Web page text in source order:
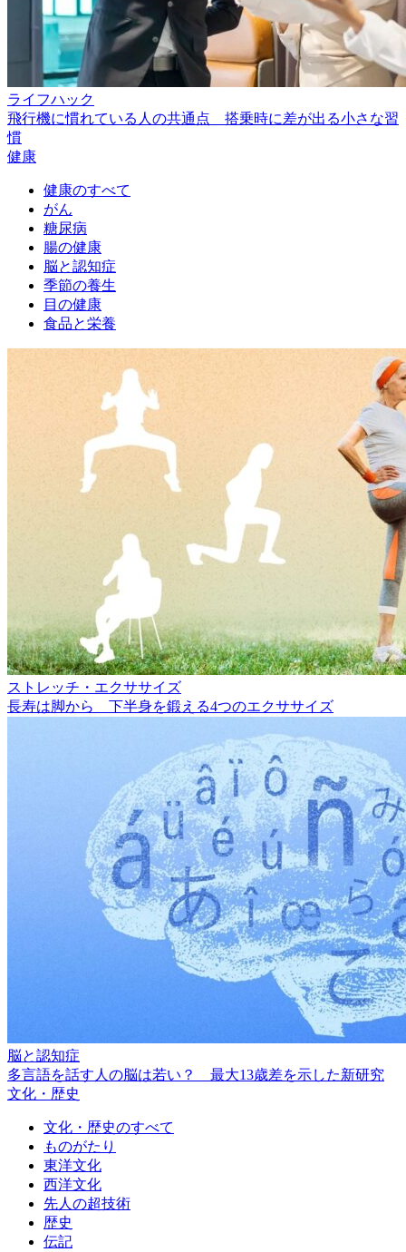
ライフハック
飛行機に慣れている人の共通点 搭乗時に差が出る小さな習
慣
健康
健康のすべて
がん
糖尿病
腸の健康
脳と認知症
季節の養生
目の健康
食品と栄養
ストレッチ・エクササイズ
長寿は脚から 下半身を鍛える4つのエクササイズ
脳と認知症
多言語を話す人の脳は若い？ 最大13歳差を示した新研究
文化・歴史
文化・歴史のすべて
ものがたり
東洋文化
西洋文化
先人の超技術
歴史
伝記